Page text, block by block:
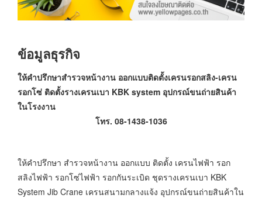
ข้อมูลธุรกิจ
ให้คำปรึกษาสำรวจหน้างาน ออกแบบติดตั้งเครนรอกสลิง-เครน
รอกโซ่ ติดตั้งรางเครนเบา KBK system อุปกรณ์ขนถ่ายสินค้า
ในโรงงาน
โทร. 08-1438-1036
ให้คำปรึกษา สำรวจหน้างาน ออกแบบ ติดตั้ง เครนไฟฟ้า รอก
สลิงไฟฟ้า รอกโซ่ไฟฟ้า รอกกันระเบิด ชุดรางเครนเบา KBK
System Jib Crane เครนสนามกลางแจ้ง อุปกรณ์ขนถ่ายสินค้าใน